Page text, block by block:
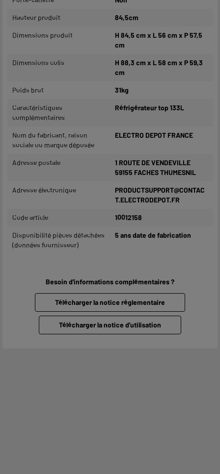
Hauteur produit 84,5cm
Dimensions produit
H 84,5 cm x L 56 cm x P 57,5
cm
Dimensions colis
H 88,3 cm x L 58 cm x P 59,3
cm
Poids brut 31kg
Caractéristiques
complémentaires
Réfrigérateur top 133L
Nom du fabricant, raison
sociale ou marque déposée
ELECTRO DEPOT FRANCE
Adresse postale
1 ROUTE DE VENDEVILLE
59155 FACHES THUMESNIL
Adresse électronique
PRODUCTSUPPORT@CONTAC
T.ELECTRODEPOT.FR
Code article 10012158
Disponibilité pièces détachées
(données fournisseur)
5 ans date de fabrication
Besoin d'informations complémentaires ?
Télécharger la notice réglementaire
Télécharger la notice d'utilisation